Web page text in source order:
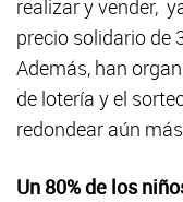
realizar y vender,
precio solidario de
Además, han
de lotería y el
redondear aún
Un 80% de los